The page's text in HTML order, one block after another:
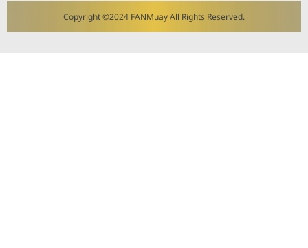
Copyright ©2024 FANMuay All Rights Reserved.